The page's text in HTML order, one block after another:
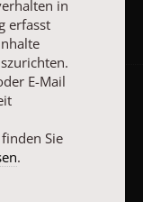
in
erfasst
E-Mail
Sie
.